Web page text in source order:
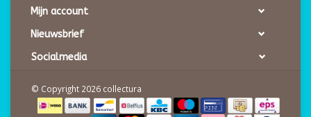
Mijn account
Nieuwsbrief
Socialmedia
© Copyright 2026 collectura